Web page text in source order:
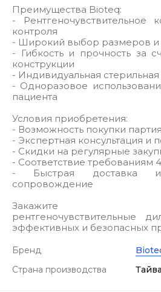
Преимущества Bioteq:
- Рентгеночувствительное
контроля
- Широкий выбор размеров
- Гибкость и прочность за
конструкции
- Индивидуальная стерильная
- Одноразовое
пациента
Условия приобретения:
- Возможность покупки
- Экспертная консультация
- Скидки на регулярные
- Соответствие требованиям
- Быстрая доставка и
сопровождение
Закажите
рентгеночувствительные
эффективных и безопасных
Бренд
Страна производства